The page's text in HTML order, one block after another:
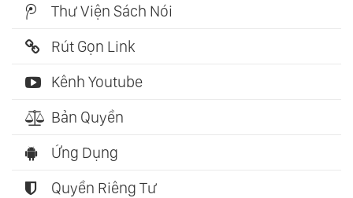
Thư Viện Sách Nói
Rút Gọn Link
Kênh Youtube
Bản Quyền
Ứng Dụng
Quyền Riêng Tư